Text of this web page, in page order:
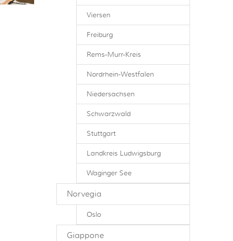
Viersen
Freiburg
Rems-Murr-Kreis
Nordrhein-Westfalen
Niedersachsen
Schwarzwald
Stuttgart
Landkreis Ludwigsburg
Waginger See
Norvegia
Oslo
Giappone